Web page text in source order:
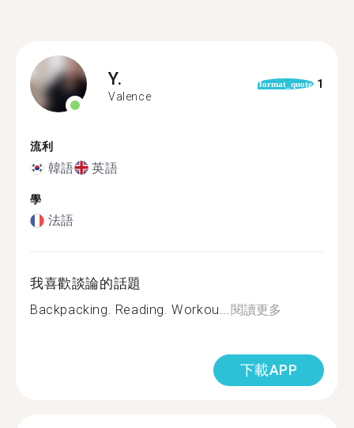
Y.
Valence
format_quote 1
流利
韓語 英語
學
法語
我喜歡談論的話題
Backpacking. Reading. Workou...閱讀更多
下載APP